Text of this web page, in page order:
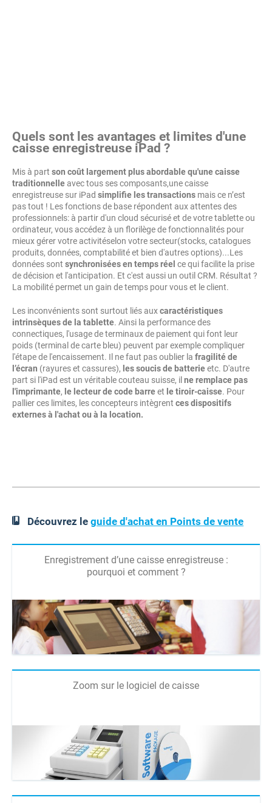
Quels sont les avantages et limites d'une
caisse enregistreuse iPad ?
Mis à part son coût largement plus abordable qu'une caisse
traditionnelleavec tous ses composants,une caisse
enregistreuse sur iPad simplifie les transactions mais ce n’est
pas tout ! Les fonctions de base répondent aux attentes des
professionnels: à partir d'un cloud sécurisé et de votre tablette ou
ordinateur, vous accédez à un florilège de fonctionnalités pour
mieux gérer votre activitéselon votre secteur(stocks, catalogues
produits, données, comptabilité et bien d'autres options)...Les
données sont synchronisées en temps réel ce qui facilite la prise
de décision et l'anticipation. Et c'est aussi un outil CRM. Résultat ?
La mobilité permet un gain de temps pour vous et le client.
Les inconvénients sont surtout liés auxcaractéristiques
intrinsèques de la tablette. Ainsi la performance des
connectiques, l'usage de terminaux de paiement qui font leur
poids (terminal de carte bleu) peuvent par exemple compliquer
l'étape de l'encaissement. Il ne faut pas oublier la fragilité de
l’écran (rayures et cassures), les soucis de batterieetc. D'autre
part si l'iPad est un véritable couteau suisse, il ne remplace pas
l'imprimante, le lecteur de code barreet le tiroir-caisse. Pour
pallier ces limites, les concepteurs intègrent ces dispositifs
externes à l'achat ou à la location.
Découvrez leguide d'achat en Points de vente
Enregistrement d’une caisse enregistreuse :
pourquoi et comment ?
Zoom sur le logiciel de caisse